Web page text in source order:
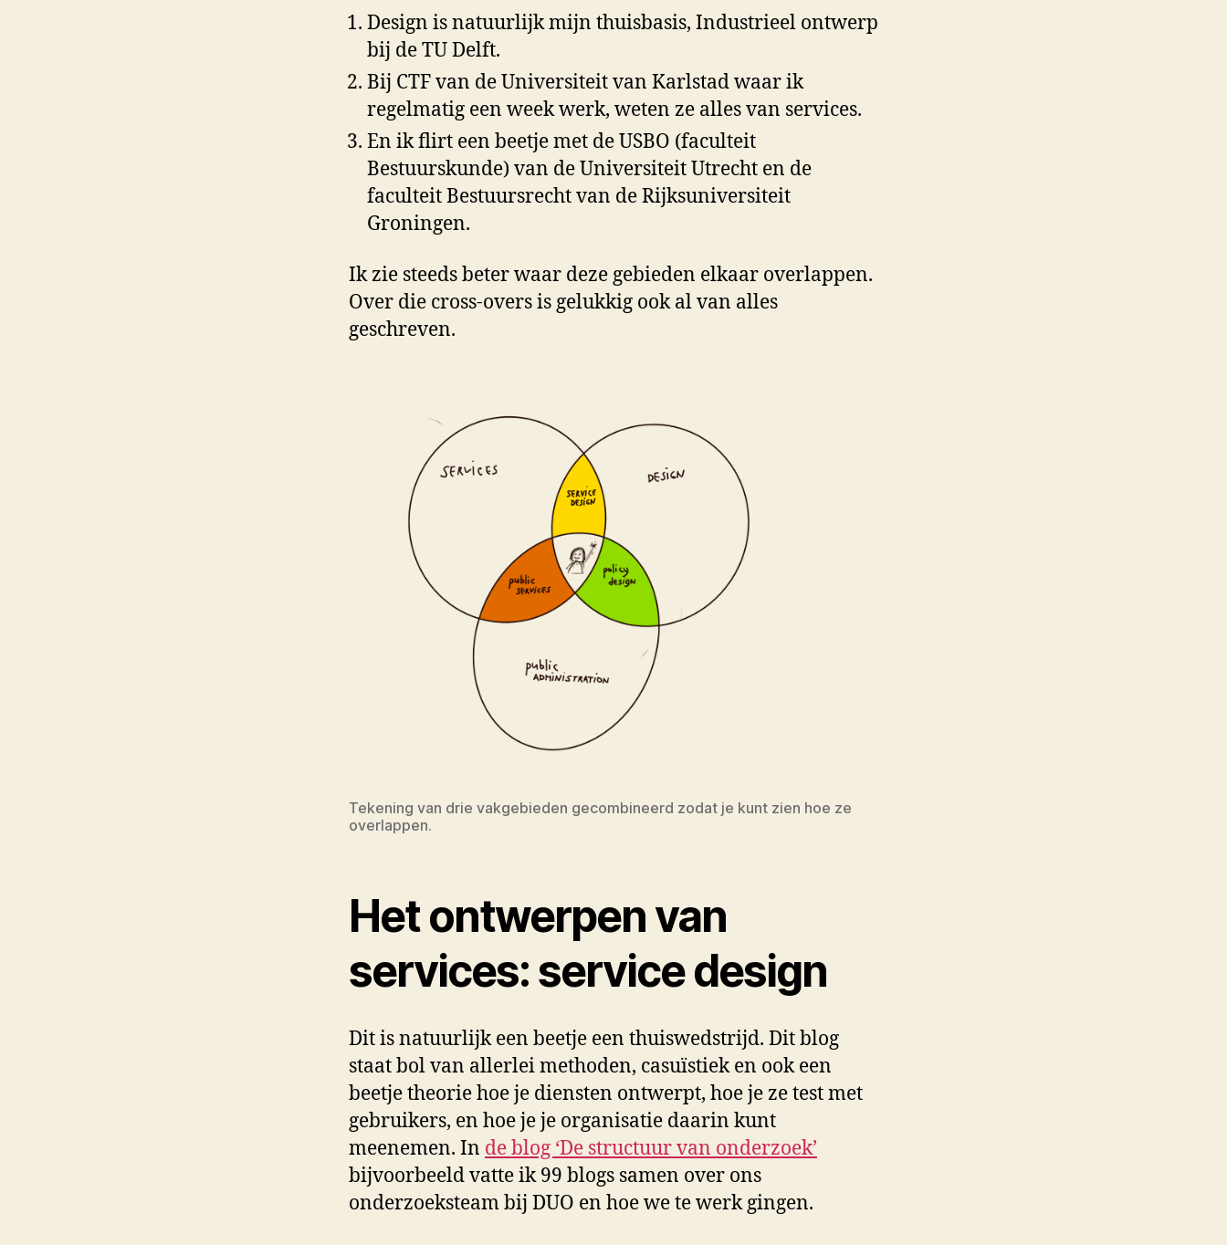
Design is natuurlijk mijn thuisbasis, Industrieel ontwerp
bij de TU Delft.
Bij CTF van de Universiteit van Karlstad waar ik
regelmatig een week werk, weten ze alles van services.
En ik flirt een beetje met de USBO (faculteit
Bestuurskunde) van de Universiteit Utrecht en de
faculteit Bestuursrecht van de Rijksuniversiteit
Groningen.
Ik zie steeds beter waar deze gebieden elkaar overlappen.
Over die cross-overs is gelukkig ook al van alles
geschreven.
Tekening van drie vakgebieden gecombineerd zodat je kunt zien hoe ze
overlappen.
Het ontwerpen van
services: service design
Dit is natuurlijk een beetje een thuiswedstrijd. Dit blog
staat bol van allerlei methoden, casuïstiek en ook een
beetje theorie hoe je diensten ontwerpt, hoe je ze test met
gebruikers, en hoe je je organisatie daarin kunt
meenemen. In de blog ‘De structuur van onderzoek’
bijvoorbeeld vatte ik 99 blogs samen over ons
onderzoeksteam bij DUO en hoe we te werk gingen.